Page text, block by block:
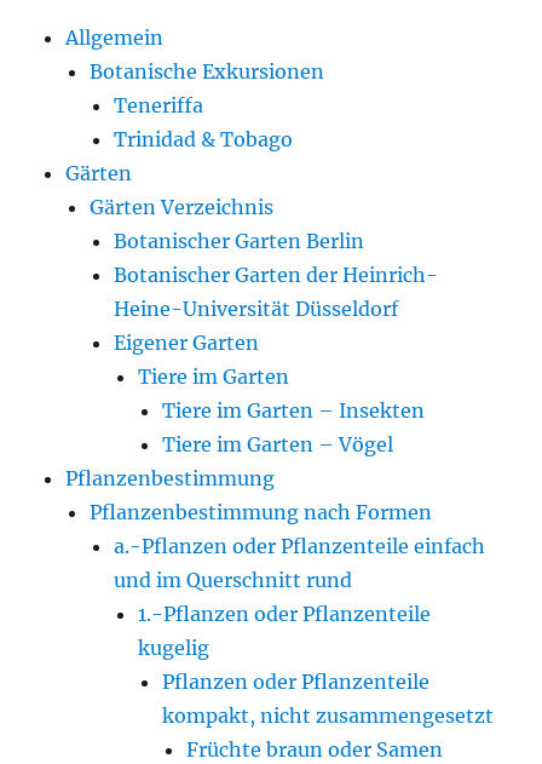
Allgemein
Botanische Exkursionen
Teneriffa
Trinidad & Tobago
Gärten
Gärten Verzeichnis
Botanischer Garten Berlin
Botanischer Garten der Heinrich-
Heine-Universität Düsseldorf
Eigener Garten
Tiere im Garten
Tiere im Garten – Insekten
Tiere im Garten – Vögel
Pflanzenbestimmung
Pflanzenbestimmung nach Formen
a.-Pflanzen oder Pflanzenteile einfach
und im Querschnitt rund
1.-Pflanzen oder Pflanzenteile
kugelig
Pflanzen oder Pflanzenteile
kompakt, nicht zusammengesetzt
Früchte braun oder Samen